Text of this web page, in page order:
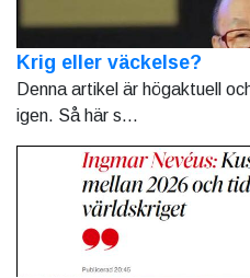
Krig eller väckelse?
Denna artikel är högaktuell
igen. Så här s...